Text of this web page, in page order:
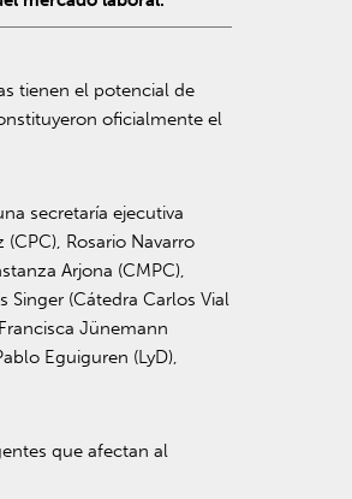
tienen el potencial de
oficialmente el
secretaría ejecutiva
Rosario Navarro
Arjona (CMPC),
Singer (Cátedra Carlos Vial
Jünemann
Eguiguren (LyD),
que afectan al